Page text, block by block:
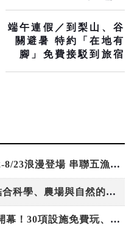
端午連假／到梨山、谷
關避暑 特約「在地有
腳」免費接駁到旅宿
「東北角外澳月夜」8/22-8/23浪漫登場 串聯五漁村、音樂、市集、火舞與慢旅共度夏夜
嘉義鹿草夏日探索趣！結合科學、農場與自然的親子小旅行
高雄最大親子遊樂園8/8開幕！30項設施免費玩、YOYO家族嗨翻暑假